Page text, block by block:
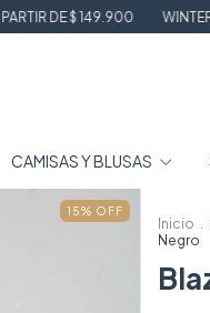
WINTER SALE HASTA 40%
CAMISAS Y BLUSAS
15% OFF
Inicio .
Negro